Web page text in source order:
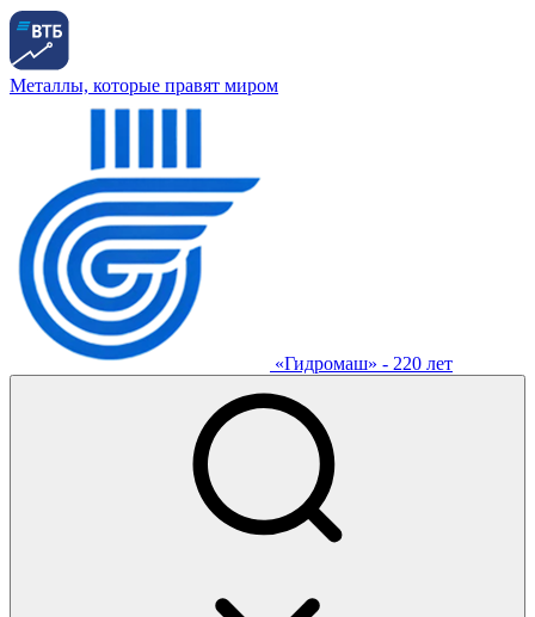
Металлы, которые правят миром
«Гидромаш» - 220 лет